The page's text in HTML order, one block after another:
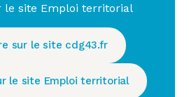
le site Emploi territorial
sur le site cdg43.fr
le site Emploi territorial